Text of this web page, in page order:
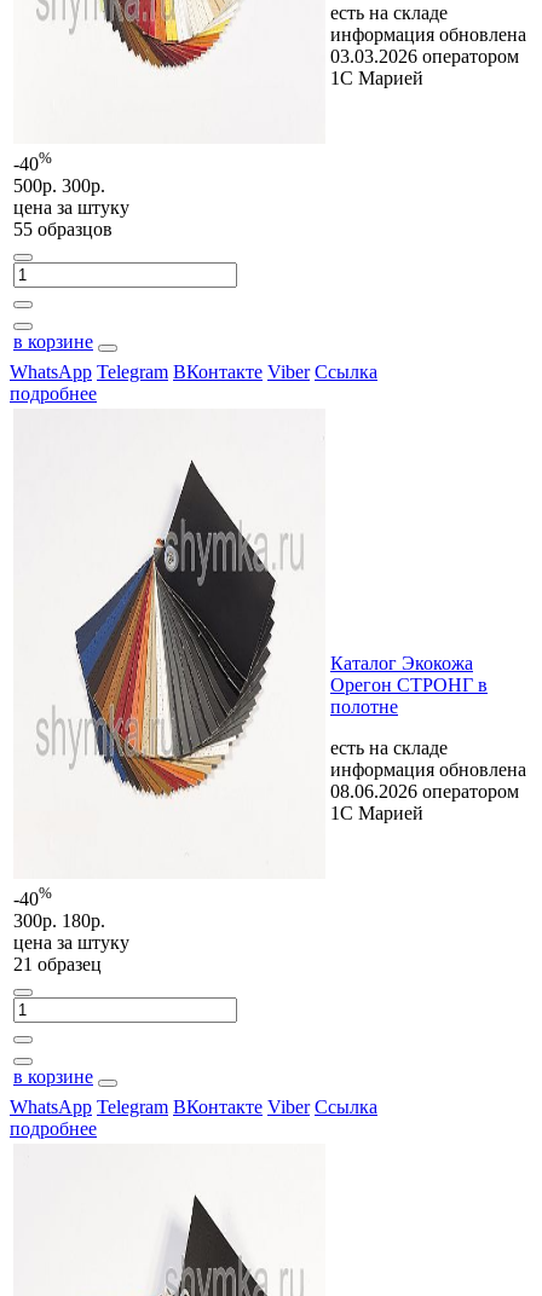
-40%
500р. 300р.
цена за штуку
55 образцов
в корзине
есть на складе
информация обновлена
03.03.2026 оператором
1С Марией
WhatsApp Telegram ВКонтакте Viber Ссылка
подробнее
-40%
300р. 180р.
цена за штуку
21 образец
в корзине
Каталог Экокожа
Орегон СТРОНГ в
полотне
есть на складе
информация обновлена
08.06.2026 оператором
1С Марией
WhatsApp Telegram ВКонтакте Viber Ссылка
подробнее